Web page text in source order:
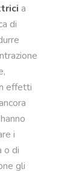
a
di
effetti
i
o di
gli